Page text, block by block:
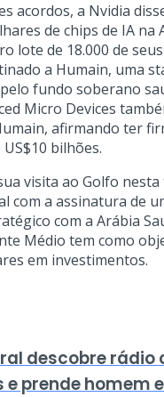
acordos, a Nvidia
de chips de IA na
lote de 18.000 de
a Humain, uma
fundo soberano
Micro Devices
afirmando ter
bilhões.
visita ao Golfo
com a assinatura de
com a Arábia
Médio tem como
em investimentos.
descobre
e prende homem